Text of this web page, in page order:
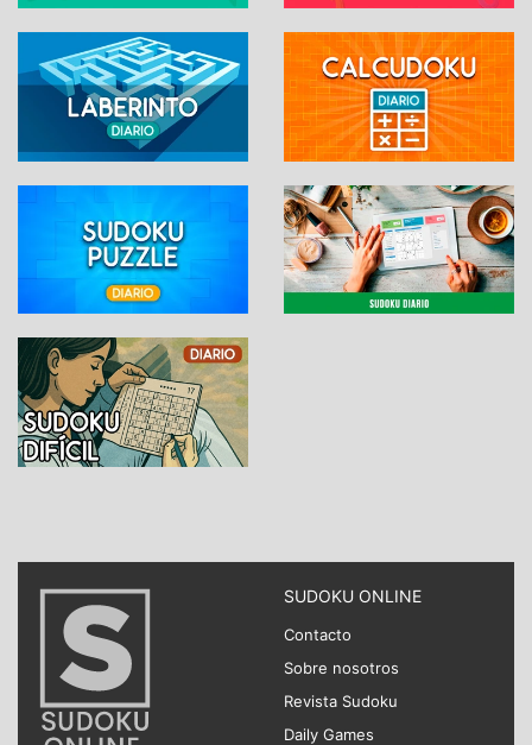
SUDOKU ONLINE
Contacto
Sobre nosotros
Revista Sudoku
Daily Games